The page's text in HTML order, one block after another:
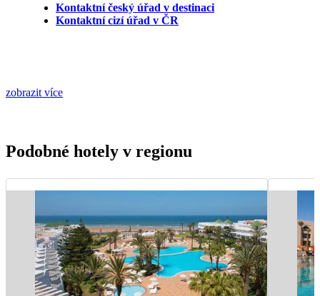
Kontaktní český úřad v destinaci
Kontaktní cizí úřad v ČR
zobrazit více
Podobné hotely v regionu